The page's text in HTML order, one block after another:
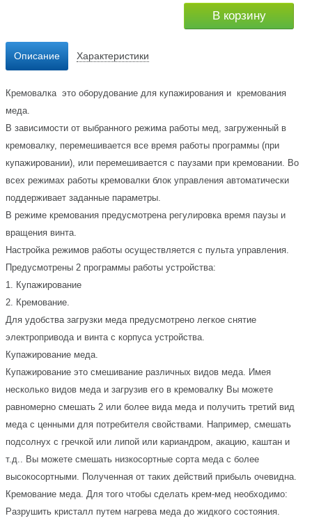
В корзину
Описание Характеристики
Кремовалка это оборудование для купажирования и кремования
меда.
В зависимости от выбранного режима работы мед, загруженный в
кремовалку, перемешивается все время работы программы (при
купажировании), или перемешивается с паузами при кремовании. Во
всех режимах работы кремовалки блок управления автоматически
поддерживает заданные параметры.
В режиме кремования предусмотрена регулировка время паузы и
вращения винта.
Настройка режимов работы осуществляется с пульта управления.
Предусмотрены 2 программы работы устройства:
1. Купажирование
2. Кремование.
Для удобства загрузки меда предусмотрено легкое снятие
электропривода и винта с корпуса устройства.
Купажирование меда.
Купажирование это смешивание различных видов меда. Имея
несколько видов меда и загрузив его в кремовалку Вы можете
равномерно смешать 2 или более вида меда и получить третий вид
меда с ценными для потребителя свойствами. Например, смешать
подсолнух с гречкой или липой или кариандром, акацию, каштан и
т.д.. Вы можете смешать низкосортные сорта меда с более
высокосортными. Полученная от таких действий прибыль очевидна.
Кремование меда. Для того чтобы сделать крем-мед необходимо:
Разрушить кристалл путем нагрева меда до жидкого состояния.